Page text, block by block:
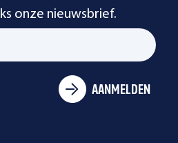
onze nieuwsbrief.